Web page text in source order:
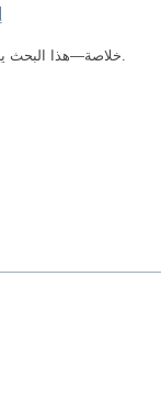
خلاصة—هذا البحث يبحث في إحياء الحس الوطني، التعليم، الطباعة، الصحافة.